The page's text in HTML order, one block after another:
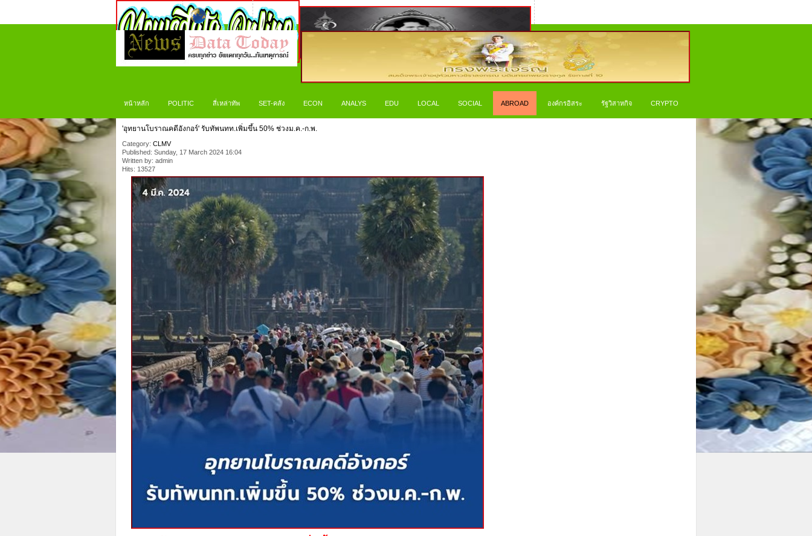
หน้าหลัก POLITIC สี่เหล่าทัพ SET-คลัง ECON ANALYS EDU LOCAL SOCIAL ABROAD องค์กรอิสระ รัฐวิสาหกิจ CRYPTO
'อุทยานโบราณคดีอังกอร์' รับทัพนทท.เพิ่มขึ้น 50% ช่วงม.ค.-ก.พ.
Category: CLMV
Published: Sunday, 17 March 2024 16:04
Written by: admin
Hits: 13527